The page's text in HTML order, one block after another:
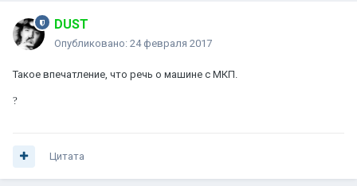
DUST
Опубликовано: 24 февраля 2017
Такое впечатление, что речь о машине с МКП.
?
Цитата